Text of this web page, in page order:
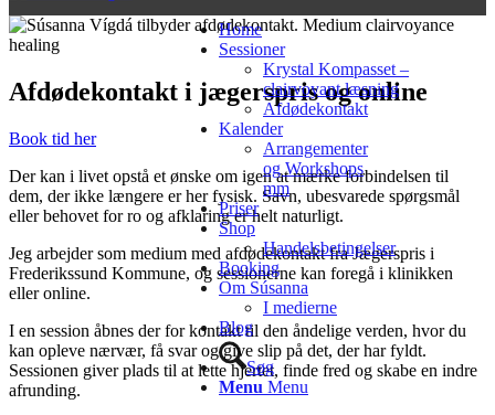
Home
Sessioner
Krystal Kompasset –
clairvoyant læsning
Afdødekontakt
Kalender
Arrangementer
og Workshops
mm
Priser
Shop
Handelsbetingelser
Booking
Om Súsanna
I medierne
Blog
Søg
Menu Menu
Afdødekontakt i jægerspris og online
Book tid her
Der kan i livet opstå et ønske om igen at mærke forbindelsen til
dem, der ikke længere er her fysisk. Savn, ubesvarede spørgsmål
eller behovet for ro og afklaring er helt naturligt.
Jeg arbejder som medium med afdødekontakt fra Jægerspris i
Frederikssund Kommune, og sessionerne kan foregå i klinikken
eller online.
I en session åbnes der for kontakt til den åndelige verden, hvor du
kan opleve nærvær, få svar og give slip på det, der har fyldt.
Sessionen giver plads til at lette hjertet, finde fred og skabe en indre
afrunding.